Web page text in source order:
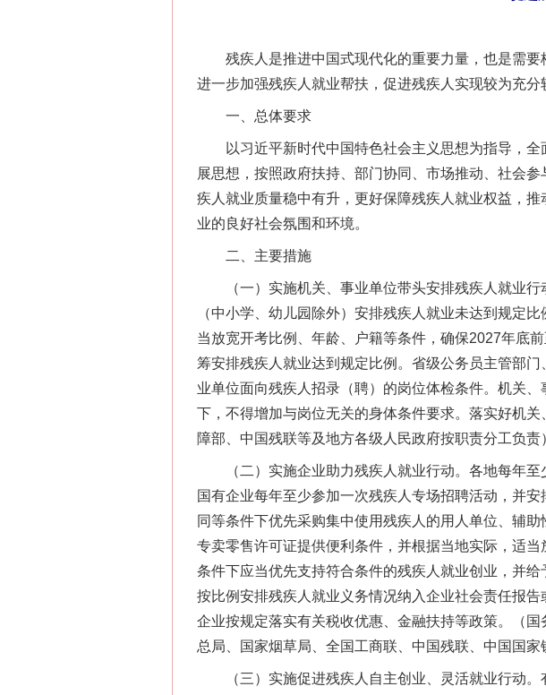
残疾人是推进中国式现代化的重要力量，也是需要
进一步加强残疾人就业帮扶，促进残疾人实现较为充
一、总体要求
以习近平新时代中国特色社会主义思想为指导，全
展思想，按照政府扶持、部门协同、市场推动、社会
疾人就业质量稳中有升，更好保障残疾人就业权益，
业的良好社会氛围和环境。
二、主要措施
（一）实施机关、事业单位带头安排残疾人就业行
（中小学、幼儿园除外）安排残疾人就业未达到规定
当放宽开考比例、年龄、户籍等条件，确保2027年底
筹安排残疾人就业达到规定比例。省级公务员主管部
业单位面向残疾人招录（聘）的岗位体检条件。机关
下，不得增加与岗位无关的身体条件要求。落实好机
障部、中国残联等及地方各级人民政府按职责分工负责
（二）实施企业助力残疾人就业行动。各地每年至
国有企业每年至少参加一次残疾人专场招聘活动，并
同等条件下优先采购集中使用残疾人的用人单位、辅
专卖零售许可证提供便利条件，并根据当地实际，适
条件下应当优先支持符合条件的残疾人就业创业，并
按比例安排残疾人就业义务情况纳入企业社会责任报
企业按规定落实有关税收优惠、金融扶持等政策。（
总局、国家烟草局、全国工商联、中国残联、中国国
（三）实施促进残疾人自主创业、灵活就业行动。